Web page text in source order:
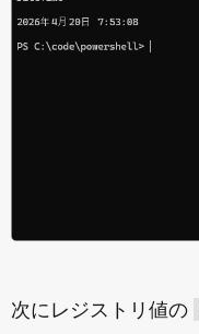
次にレジストリ値の